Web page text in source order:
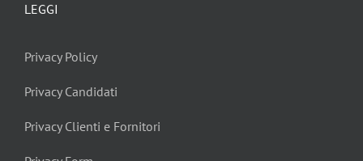
LEGGI
Privacy Policy
Privacy Candidati
Privacy Clienti e Fornitori